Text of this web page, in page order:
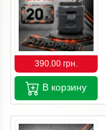
390.00 грн.
В корзину